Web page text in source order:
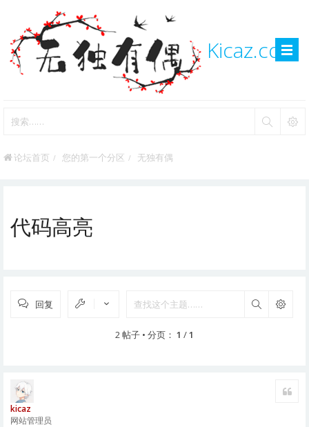
Kicaz.com
论坛首页 您的第一个分区 无独有偶
代码高亮
回复 搜索
2 帖子 • 分页： 1 /1
kicaz
网站管理员